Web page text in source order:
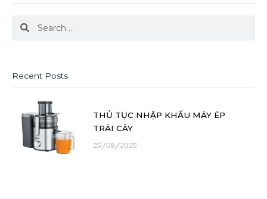
Recent Posts
THỦ TỤC NHẬP KHẨU MÁY ÉP
TRÁI CÂY
25/08/2025